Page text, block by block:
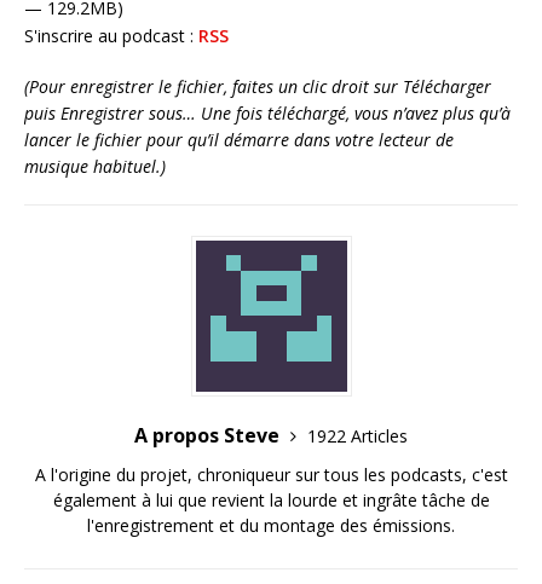
— 129.2MB)
S'inscrire au podcast : RSS
(Pour enregistrer le fichier, faites un clic droit sur Télécharger
puis Enregistrer sous… Une fois téléchargé, vous n’avez plus qu’à
lancer le fichier pour qu’il démarre dans votre lecteur de
musique habituel.)
A propos Steve
1922 Articles
A l'origine du projet, chroniqueur sur tous les podcasts, c'est
également à lui que revient la lourde et ingrâte tâche de
l'enregistrement et du montage des émissions.